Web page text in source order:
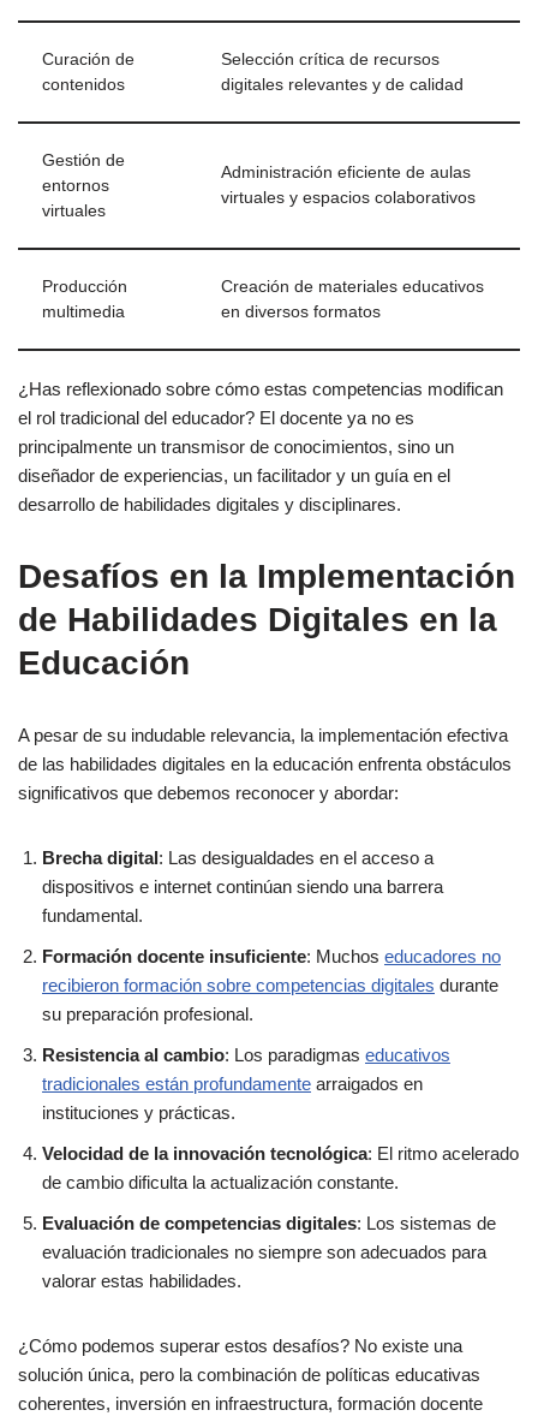
Curación de
contenidos
Selección crítica de recursos
digitales relevantes y de calidad
Gestión de
entornos
virtuales
Administración eficiente de aulas
virtuales y espacios colaborativos
Producción
multimedia
Creación de materiales educativos
en diversos formatos
¿Has reflexionado sobre cómo estas competencias modifican
el rol tradicional del educador? El docente ya no es
principalmente un transmisor de conocimientos, sino un
diseñador de experiencias, un facilitador y un guía en el
desarrollo de habilidades digitales y disciplinares.
Desafíos en la Implementación
de Habilidades Digitales en la
Educación
A pesar de su indudable relevancia, la implementación efectiva
de las habilidades digitales en la educación enfrenta obstáculos
significativos que debemos reconocer y abordar:
Brecha digital: Las desigualdades en el acceso a
dispositivos e internet continúan siendo una barrera
fundamental.
Formación docente insuficiente: Muchos educadores no
recibieron formación sobre competencias digitales durante
su preparación profesional.
Resistencia al cambio: Los paradigmas educativos
tradicionales están profundamente arraigados en
instituciones y prácticas.
Velocidad de la innovación tecnológica: El ritmo acelerado
de cambio dificulta la actualización constante.
Evaluación de competencias digitales: Los sistemas de
evaluación tradicionales no siempre son adecuados para
valorar estas habilidades.
¿Cómo podemos superar estos desafíos? No existe una
solución única, pero la combinación de políticas educativas
coherentes, inversión en infraestructura, formación docente